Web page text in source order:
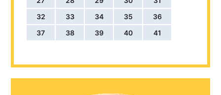
32
33 34 35
36
37
38 39 40 41